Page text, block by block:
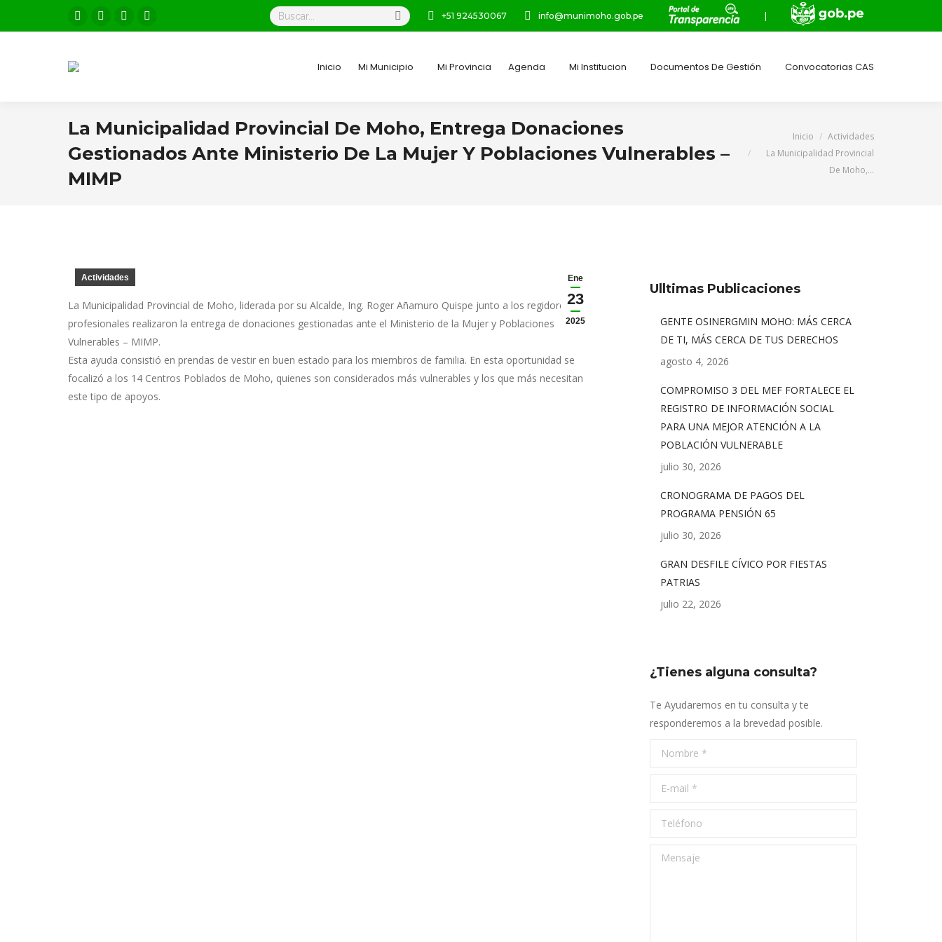
Facebook
opens
window
X
window
Pinterest
window
Instagram
window
Buscar: +51 924530067 info@munimoho.gob.pe |
Inicio Mi Municipio Mi Provincia Agenda Mi Institucion Documentos De Gestión Convocatorias CAS
La Municipalidad Provincial De Moho, Entrega Donaciones
Gestionados Ante Ministerio De La Mujer Y Poblaciones Vulnerables –
MIMP
Inicio
Actividades
La Municipalidad Provincial
De Moho,…
Ene
23
2025
Actividades
La Municipalidad Provincial de Moho, liderada por su Alcalde, Ing. Roger Añamuro Quispe junto a los regidores y
profesionales realizaron la entrega de donaciones gestionadas ante el Ministerio de la Mujer y Poblaciones
Vulnerables – MIMP.
Esta ayuda consistió en prendas de vestir en buen estado para los miembros de familia. En esta oportunidad se
focalizó a los 14 Centros Poblados de Moho, quienes son considerados más vulnerables y los que más necesitan
este tipo de apoyos.
Ulltimas Publicaciones
GENTE OSINERGMIN MOHO: MÁS CERCA
DE TI, MÁS CERCA DE TUS DERECHOS
agosto 4, 2026
COMPROMISO 3 DEL MEF FORTALECE EL
REGISTRO DE INFORMACIÓN SOCIAL
PARA UNA MEJOR ATENCIÓN A LA
POBLACIÓN VULNERABLE
julio 30, 2026
CRONOGRAMA DE PAGOS DEL
PROGRAMA PENSIÓN 65
julio 30, 2026
GRAN DESFILE CÍVICO POR FIESTAS
PATRIAS
julio 22, 2026
¿Tienes alguna consulta?
Te Ayudaremos en tu consulta y te
responderemos a la brevedad posible.
Nombre *
E-mail *
Teléfono
Mensaje